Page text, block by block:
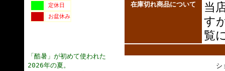
定休日
お盆休み
「酷暑」が初めて使われた
2026年の夏。
在庫切れ商品について
当
す
覧
シ